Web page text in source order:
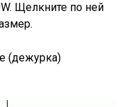
Щелкните по ней
(дежурка)